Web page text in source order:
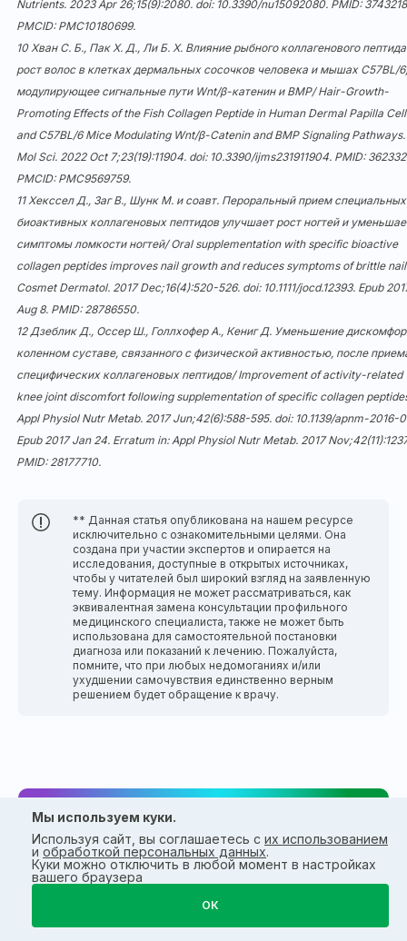
Nutrients. 2023 Apr 26;15(9):2080. doi: 10.3390/nu15092080. PMID:
PMCID: PMC10180699.
10 Хван С. Б., Пак Х. Д., Ли Б. Х. Влияние рыбного коллагенового
рост волос в клетках дермальных сосочков человека и мышах C57BL/6,
модулирующее сигнальные пути Wnt/β-катенин и BMP/ Hair-Growth-
Promoting Effects of the Fish Collagen Peptide in Human Dermal Papilla
and C57BL/6 Mice Modulating Wnt/β-Catenin and BMP Signaling
Mol Sci. 2022 Oct 7;23(19):11904. doi: 10.3390/ijms231911904. PMID:
PMCID: PMC9569759.
11 Хекссел Д., Заг В., Шунк М. и соавт. Пероральный прием специальных
биоактивных коллагеновых пептидов улучшает рост ногтей и
симптомы ломкости ногтей/ Oral supplementation with specific bioactive
collagen peptides improves nail growth and reduces symptoms of brittle
Cosmet Dermatol. 2017 Dec;16(4):520-526. doi: 10.1111/jocd.12393. Epub
Aug 8. PMID: 28786550.
12 Дзеблик Д., Оссер Ш., Голлхофер А., Кениг Д. Уменьшение
коленном суставе, связанного с физической активностью, после
специфических коллагеновых пептидов/ Improvement of activity-related
knee joint discomfort following supplementation of specific collagen
Appl Physiol Nutr Metab. 2017 Jun;42(6):588-595. doi: 10.1139/apnm-2016-
Epub 2017 Jan 24. Erratum in: Appl Physiol Nutr Metab. 2017
PMID: 28177710.
** Данная статья опубликована на нашем ресурсе
исключительно с ознакомительными целями. Она
создана при участии экспертов и опирается на
исследования, доступные в открытых источниках,
чтобы у читателей был широкий взгляд на заявленную
тему. Информация не может рассматриваться, как
эквивалентная замена консультации профильного
медицинского специалиста, также не может быть
использована для самостоятельной постановки
диагноза или показаний к лечению. Пожалуйста,
помните, что при любых недомоганиях и/или
ухудшении самочувствия единственно верным
решением будет обращение к врачу.
С момента своего создания «Эвалар»
работает на основании научно-
доказательной базы
Мы используем куки.
Используя сайт, вы соглашаетесь с их использованием
и обработкой персональных данных.
Куки можно отключить в любой момент в настройках
вашего браузера
ОК